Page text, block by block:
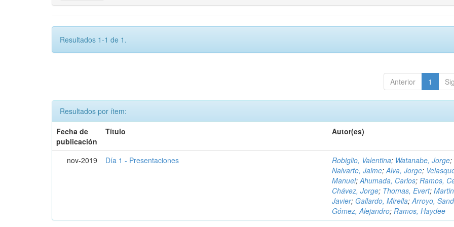
Resultados 1-1 de 1.
Anterior 1
Resultados por ítem:
Fecha de
publicación
Título Autor(es)
nov-2019 Día 1 - Presentaciones Robiglio, Valentina; Watanabe, Jorge;
Nalvarte, Jaime;Alva, Jorge;
Manuel;Ahumada, Carlos;Ramos,
Chávez, Jorge; Thomas, Evert;
Javier; Gallardo, Mirella;Arroyo,
Gómez, Alejandro;Ramos, Haydee